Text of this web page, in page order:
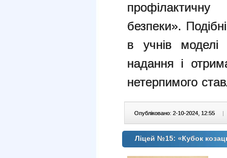
безпеки».
в учнів моделі
надання і
нетерпимого
Опубліковано: 2-10-2024, 12:55 |
Ліцей №15: «Кубок